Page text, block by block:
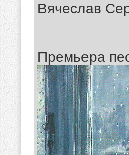
Вячеслав
Премьера